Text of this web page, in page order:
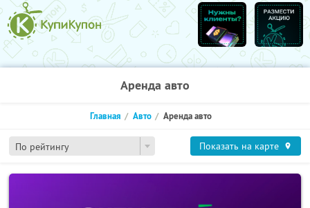
Аренда авто
По рейтингу
Главная Авто Аренда авто
Показать на карте